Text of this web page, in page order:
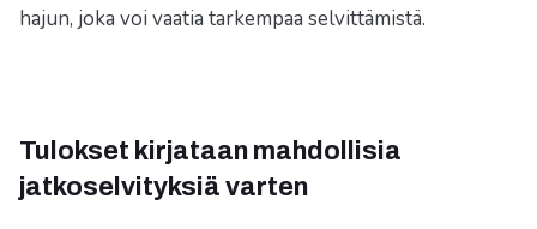
hajun, joka voi vaatia tarkempaa selvittämistä.
Tulokset kirjataan mahdollisia
jatkoselvityksiä varten